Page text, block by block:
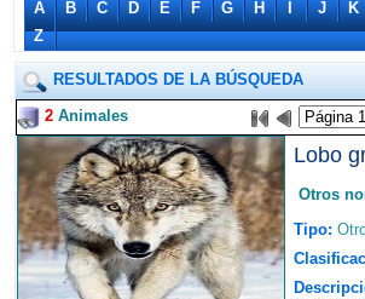
A B C D E F G H I J K
Z
RESULTADOS DE LA BÚSQUEDA
2 Animales
Lobo
Otros
Tipo: